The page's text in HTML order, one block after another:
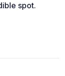
spot.